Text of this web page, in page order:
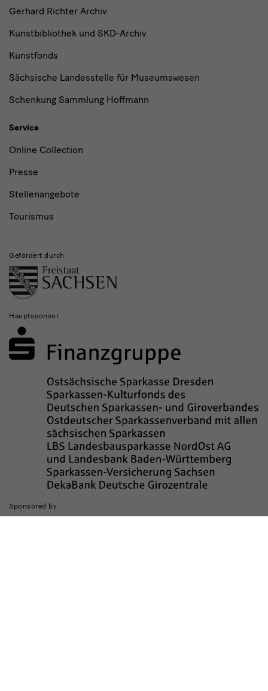
Gerhard Richter Archiv
Kunstbibliothek und SKD-Archiv
Kunstfonds
Sächsische Landesstelle für Museumswesen
Schenkung Sammlung Hoffmann
Service
Online Collection
Presse
Stellenangebote
Tourismus
Gefördert durch
Hauptsponsor
Sponsored by